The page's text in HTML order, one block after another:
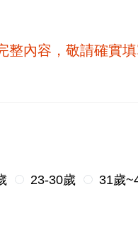
內容，敬請確實填
23-30歲 31歲